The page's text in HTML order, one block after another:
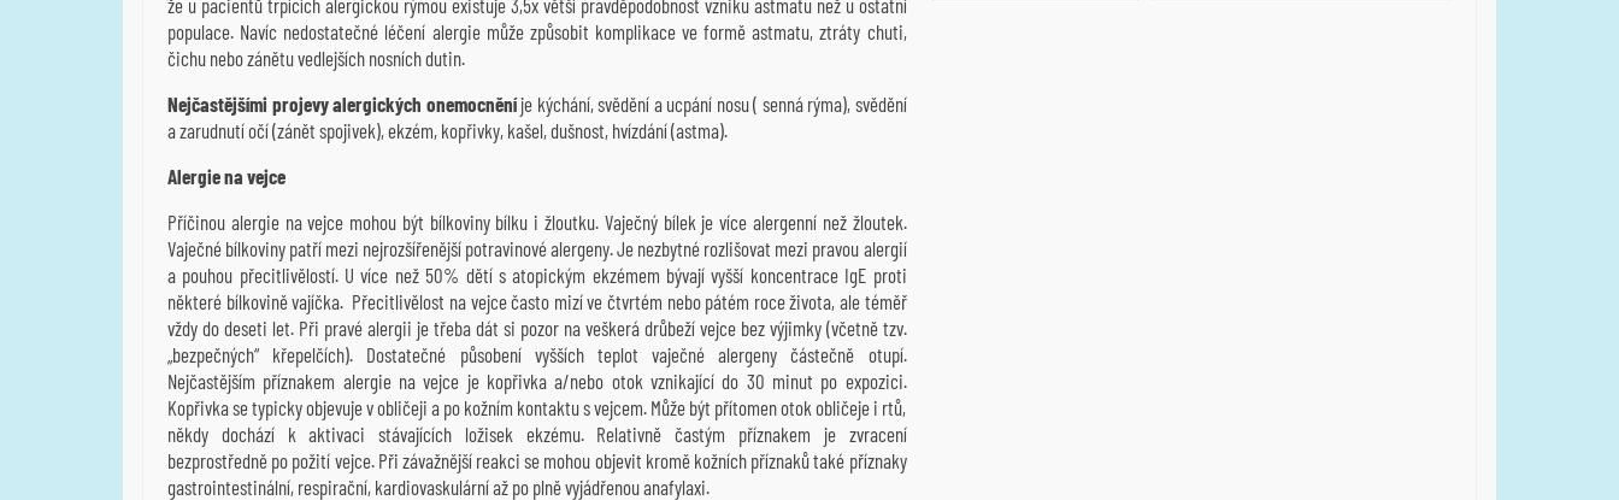
populace. Navíc nedostatečné léčení alergie může způsobit komplikace ve formě astmatu, ztráty chuti,
čichu nebo zánětu vedlejších nosních dutin.
Nejčastějšími projevy alergických onemocněníje kýchání, svědění a ucpání nosu ( senná rýma), svědění
a zarudnutí očí (zánět spojivek), ekzém, kopřivky, kašel, dušnost, hvízdání (astma).
Alergie na vejce
Příčinou alergie na vejce mohou být bílkoviny bílku i žloutku. Vaječný bílek je více alergenní než žloutek.
Vaječné bílkoviny patří mezi nejrozšířenější potravinové alergeny. Je nezbytné rozlišovat mezi pravou alergií
a pouhou přecitlivělostí. U více než 50% dětí s atopickým ekzémem bývají vyšší koncentrace IgE proti
některé bílkovině vajíčka. Přecitlivělost na vejce často mizí ve čtvrtém nebo pátém roce života, ale téměř
vždy do deseti let. Při pravé alergii je třeba dát si pozor na veškerá drůbeží vejce bez výjimky (včetně tzv.
„bezpečných“ křepelčích). Dostatečné působení vyšších teplot vaječné alergeny částečně otupí.
Nejčastějším příznakem alergie na vejce je kopřivka a/nebo otok vznikající do 30 minut po expozici.
Kopřivka se typicky objevuje v obličeji a po kožním kontaktu s vejcem. Může být přítomen otok obličeje i rtů,
někdy dochází k aktivaci stávajících ložisek ekzému. Relativně častým příznakem je zvracení
bezprostředně po požití vejce. Při závažnější reakci se mohou objevit kromě kožních příznaků také příznaky
gastrointestinální, respirační, kardiovaskulární až po plně vyjádřenou anafylaxi.